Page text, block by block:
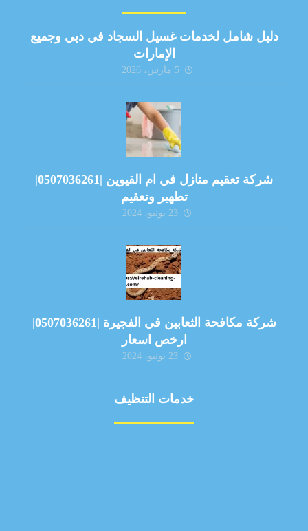
دليل شامل لخدمات غسيل السجاد في دبي وجميع
الإمارات
5 مارس، 2026
شركة تعقيم منازل في ام القيوين |0507036261|
تطهير وتعقيم
23 يونيو، 2024
شركة مكافحة الثعابين في الفجيرة |0507036261|
ارخص اسعار
23 يونيو، 2024
خدمات التنظيف